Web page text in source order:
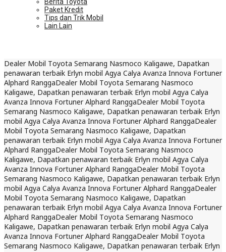
Paket Kredit
Tips dan Trik Mobil
Lain Lain
Dealer Mobil Toyota Semarang Nasmoco Kaligawe, Dapatkan
penawaran terbaik Erlyn mobil Agya Calya Avanza Innova Fortuner
Alphard RanggaDealer Mobil Toyota Semarang Nasmoco
Kaligawe, Dapatkan penawaran terbaik Erlyn mobil Agya Calya
Avanza Innova Fortuner Alphard RanggaDealer Mobil Toyota
Semarang Nasmoco Kaligawe, Dapatkan penawaran terbaik Erlyn
mobil Agya Calya Avanza Innova Fortuner Alphard RanggaDealer
Mobil Toyota Semarang Nasmoco Kaligawe, Dapatkan
penawaran terbaik Erlyn mobil Agya Calya Avanza Innova Fortuner
Alphard RanggaDealer Mobil Toyota Semarang Nasmoco
Kaligawe, Dapatkan penawaran terbaik Erlyn mobil Agya Calya
Avanza Innova Fortuner Alphard RanggaDealer Mobil Toyota
Semarang Nasmoco Kaligawe, Dapatkan penawaran terbaik Erlyn
mobil Agya Calya Avanza Innova Fortuner Alphard RanggaDealer
Mobil Toyota Semarang Nasmoco Kaligawe, Dapatkan
penawaran terbaik Erlyn mobil Agya Calya Avanza Innova Fortuner
Alphard RanggaDealer Mobil Toyota Semarang Nasmoco
Kaligawe, Dapatkan penawaran terbaik Erlyn mobil Agya Calya
Avanza Innova Fortuner Alphard RanggaDealer Mobil Toyota
Semarang Nasmoco Kaligawe, Dapatkan penawaran terbaik Erlyn